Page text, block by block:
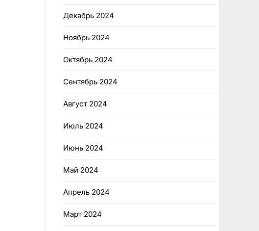
Декабрь 2024
Ноябрь 2024
Октябрь 2024
Сентябрь 2024
Август 2024
Июль 2024
Июнь 2024
Май 2024
Апрель 2024
Март 2024